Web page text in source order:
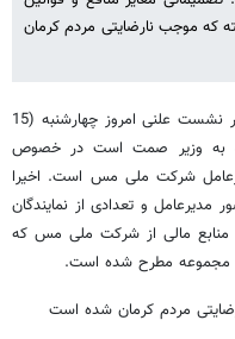
که موجب نارضایتی مردم کرمان
محمدرضا پورابراهیمی نماینده مردم کرمان در نشست علنی امروز چهارشنبه (15
به وزیر صمت است در خصوص
شرکت ملی مس است. اخیرا
و تعدادی از نمایندگان
منابع مالی از شرکت ملی مس که